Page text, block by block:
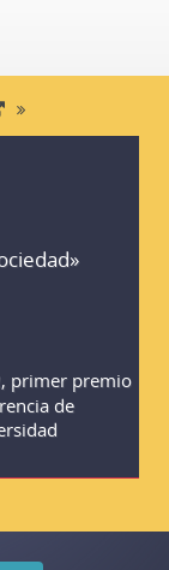
, primer premio
de